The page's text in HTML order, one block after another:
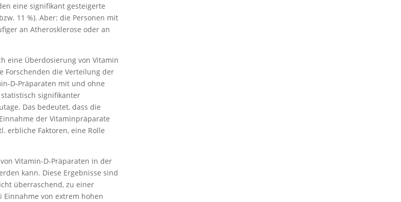
eine signifikant gestei­gerte
11 %). Aber: die Personen mit
an Atherosklerose oder an
eine Überdosierung von Vitamin
Forschenden die Verteilung der
D-Präparaten mit und ohne
signifikanter
Das bedeutet, dass die
der Vitaminpräparate
erbliche Faktoren, eine Rolle
Vitamin-D-Präparaten in der
kann. Diese Ergebnisse sind
überraschend, zu einer
Ein­nahme von extrem hohen